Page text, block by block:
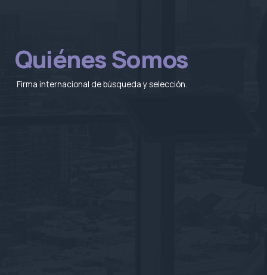
Quiénes Somos
Firma internacional de búsqueda y selección.